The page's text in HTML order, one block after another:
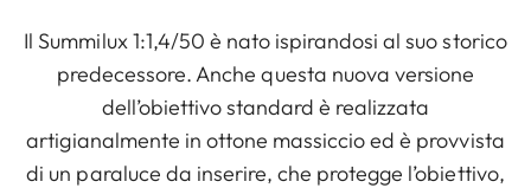
Il Summilux 1:1,4/50 è nato ispirandosi al suo storico
predecessore. Anche questa nuova versione
dell’obiettivo standard è realizzata
artigianalmente in ottone massiccio ed è provvista
di un paraluce da inserire, che protegge l’obiettivo,